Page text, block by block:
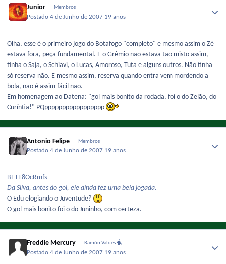
Junior Membros
Postado4 de Junho de 2007 19 anos
Olha, esse é o primeiro jogo do Botafogo "completo" e mesmo assim o Zé
estava fora, peça fundamental. E o Grêmio não estava tão misto assim,
tinha o Saja, o Schiavi, o Lucas, Amoroso, Tuta e alguns outros. Não tinha
só reserva não. E mesmo assim, reserva quando entra vem mordendo a
bola, não é assim fácil não.
Em homenagem ao Datena: "gol mais bonito da rodada, foi o do Zelão, do
Curíntia!" PQppppppppppppppppp
Antonio Felipe Membros
Postado4 de Junho de 2007 19 anos
BETT8OcRmfs
Da Silva, antes do gol, ele ainda fez uma bela jogada.
O Edu elogiando o Juventude?
O gol mais bonito foi o do Juninho, com certeza.
Freddie Mercury Ramón Valdés
Postado4 de Junho de 2007 19 anos